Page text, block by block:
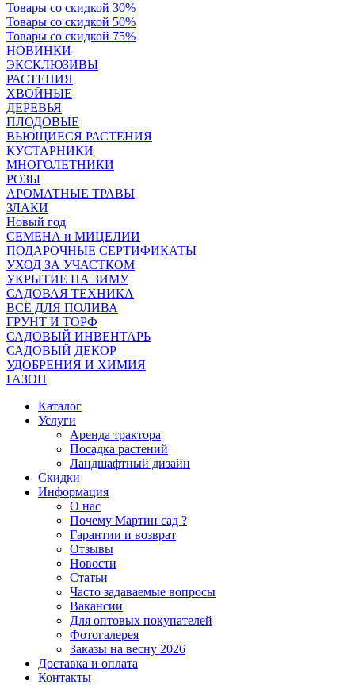
Товары со скидкой 30%
Товары со скидкой 50%
Товары со скидкой 75%
НОВИНКИ
ЭКСКЛЮЗИВЫ
РАСТЕНИЯ
ХВОЙНЫЕ
ДЕРЕВЬЯ
ПЛОДОВЫЕ
ВЬЮЩИЕСЯ РАСТЕНИЯ
КУСТАРНИКИ
МНОГОЛЕТНИКИ
РОЗЫ
АРОМАТНЫЕ ТРАВЫ
ЗЛАКИ
Новый год
СЕМЕНА и МИЦЕЛИИ
ПОДАРОЧНЫЕ СЕРТИФИКАТЫ
УХОД ЗА УЧАСТКОМ
УКРЫТИЕ НА ЗИМУ
САДОВАЯ ТЕХНИКА
ВСЁ ДЛЯ ПОЛИВА
ГРУНТ И ТОРФ
САДОВЫЙ ИНВЕНТАРЬ
САДОВЫЙ ДЕКОР
УДОБРЕНИЯ И ХИМИЯ
ГАЗОН
Каталог
Услуги
Аренда трактора
Посадка растений
Ландшафтный дизайн
Скидки
Информация
О нас
Почему Мартин сад ?
Гарантии и возврат
Отзывы
Новости
Статьи
Часто задаваемые вопросы
Вакансии
Для оптовых покупателей
Фотогалерея
Заказы на весну 2026
Доставка и оплата
Контакты